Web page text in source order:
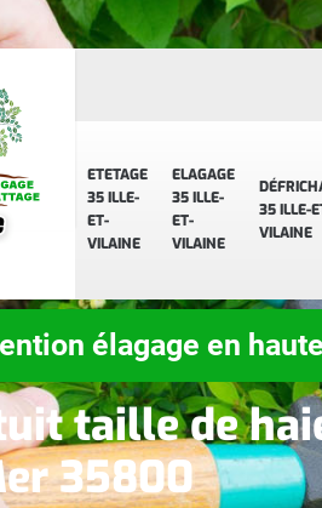
ETETAGE
35 ILLE-
ET-
VILAINE
ELAGAGE
35 ILLE-
ET-
VILAINE
35 ILLE-
VILAINE
élagage en
taille de
35800